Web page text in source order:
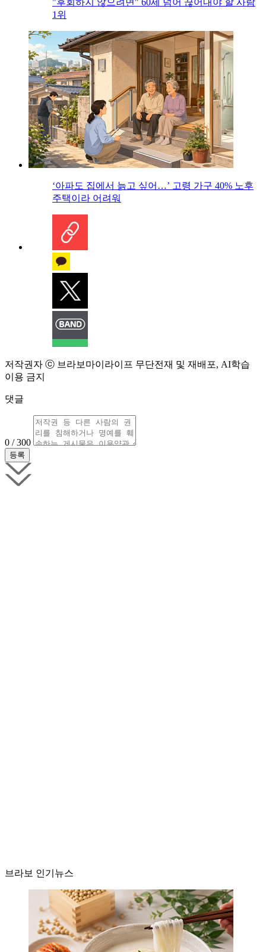
"후회하지 않으려면" 60세 넘어 끊어내야 할 사람
1위
‘아파도 집에서 늙고 싶어…’ 고령 가구 40% 노후
주택이라 어려워
저작권자 ⓒ 브라보마이라이프 무단전재 및 재배포, AI학습
이용 금지
댓글
0 / 300
브라보 인기뉴스